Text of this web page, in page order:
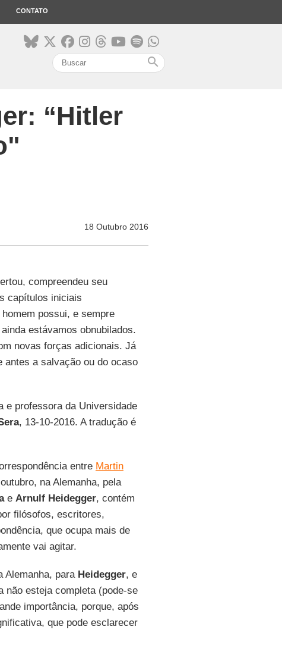
CONTATO
search
“Hitler
18 Outubro 2016
compreendeu seu
capítulos iniciais
possui, e sempre
estávamos obnubilados.
novas forças adicionais. Já
antes a salvação ou do ocaso
e professora da Universidade
, 13-10-2016. A tradução é
entre Martin
na Alemanha, pela
e Arnulf Heidegger, contém
filósofos, escritores,
que ocupa mais de
vai agitar.
Alemanha, para Heidegger, e
não esteja completa (pode-se
importância, porque, após
que pode esclarecer